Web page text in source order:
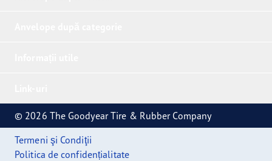
© 2026 The Goodyear Tire & Rubber Company
Termeni şi Condiţii
Politica de confidențialitate